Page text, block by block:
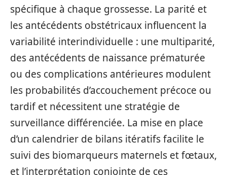
spécifique à chaque grossesse. La parité et
les antécédents obstétricaux influencent la
variabilité interindividuelle : une multiparité,
des antécédents de naissance prématurée
ou des complications antérieures modulent
les probabilités d’accouchement précoce ou
tardif et nécessitent une stratégie de
surveillance différenciée. La mise en place
d’un calendrier de bilans itératifs facilite le
suivi des biomarqueurs maternels et fœtaux,
et l’interprétation conjointe de ces